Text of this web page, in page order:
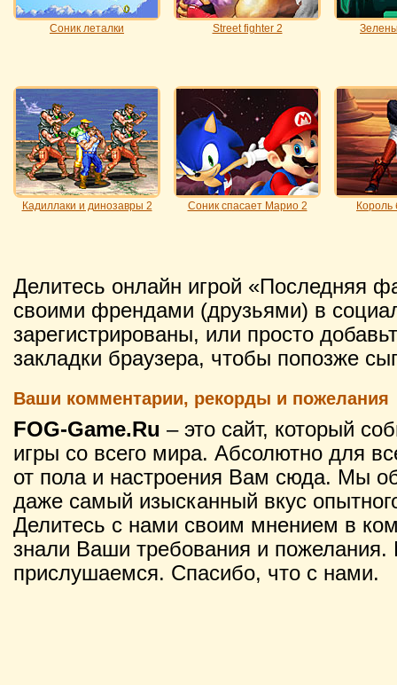
Соник леталки Street fighter 2
Кадиллаки и динозавры 2 Соник спасает Марио 2 Король
Делитесь онлайн игрой «Последняя
своими френдами (друзьями) в
зарегистрированы, или просто
закладки браузера, чтобы попозже
Ваши комментарии, рекорды и пожелания
FOG-Game.Ru – это сайт, который
игры со всего мира. Абсолютно для
от пола и настроения Вам сюда. Мы
даже самый изысканный вкус
Делитесь с нами своим мнением в
знали Ваши требования и
прислушаемся. Спасибо, что с нами.